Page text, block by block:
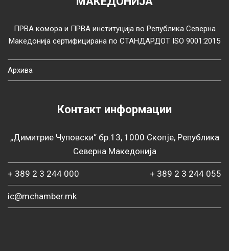
ПРВА комора и ПРВА институција во Република Северна
Македонија сертифицирана по СТАНДАРДОТ ISO 9001:2015
Архива
Контакт информации
„Димитрие Чуповски“ бр.13, 1000 Скопје, Република
Северна Македонија
+ 389 2 3 244 000 + 389 2 3 244 055
ic@mchamber.mk